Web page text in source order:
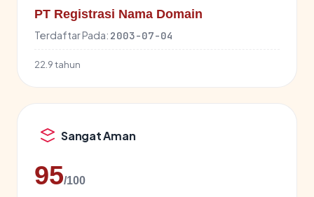
PT Registrasi Nama Domain
Terdaftar Pada: 2003-07-04
22.9 tahun
Sangat Aman
95/100